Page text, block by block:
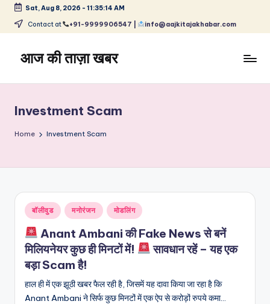
Skip
content
Sat, Aug 8, 2026 - 11:35:14 AM
Contact at +91-9999906547 | info@aajkitajakhabar.com
आज की ताज़ा खबर
समाचार
–
और
विश्व
Investment Scam
Home Investment Scam
Posted
in
बॉलीवुड मनोरंजन मोडलिंग
Anant Ambani की Fake News से बनें
मिलियनेयर कुछ ही मिनटों में!
सावधान रहें – यह एक
बड़ा Scam है!
हाल ही में एक झूठी खबर फैल रही है, जिसमें यह दावा किया जा रहा है कि
Anant Ambani ने सिर्फ कुछ मिनटों में एक ऐप से करोड़ों रुपये कमा…